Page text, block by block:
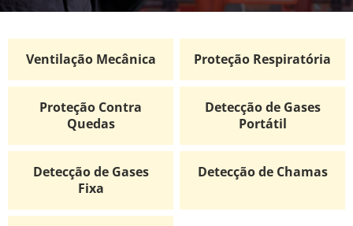
Ventilação Mecânica Proteção Respiratória
Proteção Contra
Quedas
Detecção de Gases
Portátil
Detecção de Gases
Fixa
Detecção de Chamas